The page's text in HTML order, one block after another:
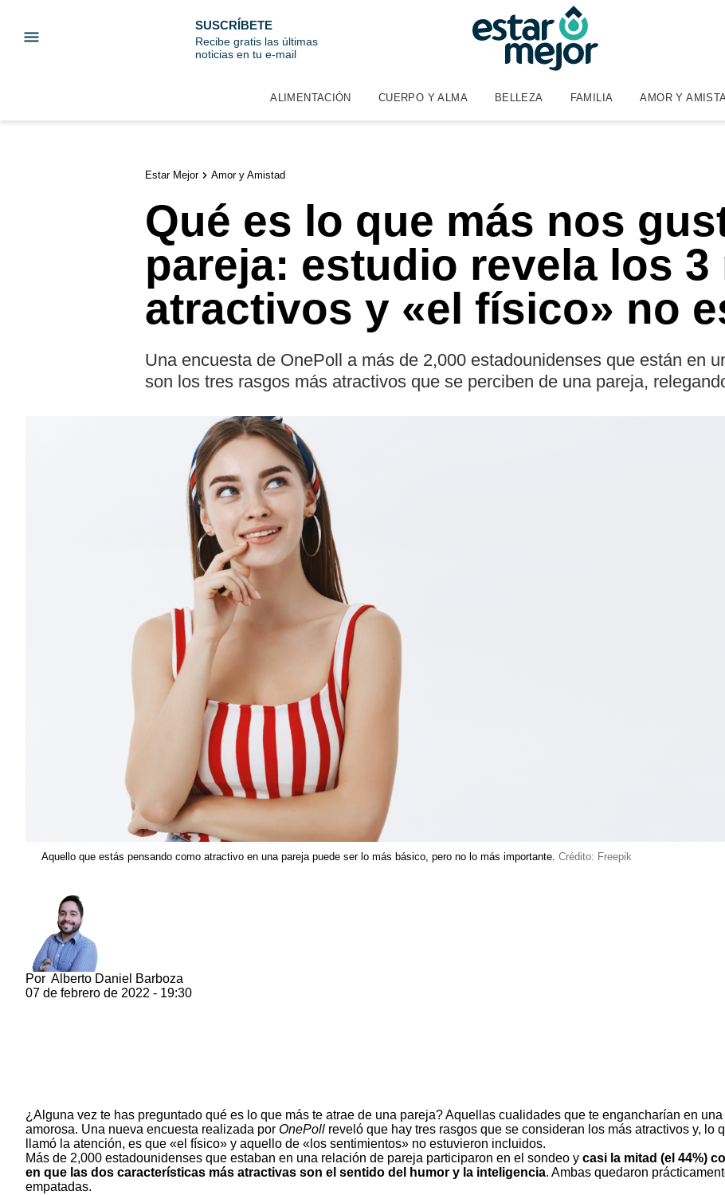
SUSCRÍBETE
Recibe gratis las últimas
noticias en tu e-mail
ALIMENTACIÓN CUERPO Y ALMA BELLEZA FAMILIA AMOR Y
Estar Mejor Amor y Amistad
Qué es lo que más nos
pareja: estudio revela los 3
atractivos y «el físico» no
Una encuesta de OnePoll a más de 2,000 estadounidenses que están en
son los tres rasgos más atractivos que se perciben de una pareja,
Aquello que estás pensando como atractivo en una pareja puede ser lo más básico, pero no lo más importante. Crédito: Freepik
Por Alberto Daniel Barboza
07 de febrero de 2022 - 19:30
¿Alguna vez te has preguntado qué es lo que más te atrae de una pareja? Aquellas cualidades que te engancharían en
amorosa. Una nueva encuesta realizada por OnePoll reveló que hay tres rasgos que se consideran los más atractivos y, lo
llamó la atención, es que «el físico» y aquello de «los sentimientos» no estuvieron incluidos.
Más de 2,000 estadounidenses que estaban en una relación de pareja participaron en el sondeo y casi la mitad (el 44%)
en que las dos características más atractivas son el sentido del humor y la inteligencia. Ambas quedaron
empatadas.